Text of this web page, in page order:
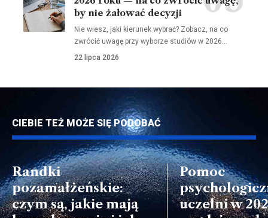
by nie żałować decyzji
Nie wiesz, jaki kierunek wybrać? Zobacz, na co
zwrócić uwagę przy wyborze studiów w 2026…
22 lipca 2026
CIEBIE TEŻ MOŻE SIĘ PODOBAĆ
Randki
pozamałżeńskie:
czym są, jakie mają
Pomoc
uczelni w